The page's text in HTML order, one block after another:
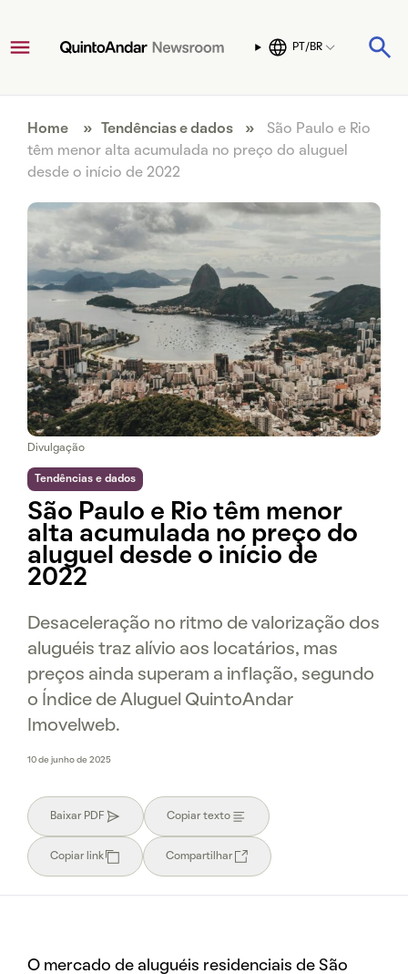
PT/BR
Home » Tendências e dados »
São Paulo e Rio
têm menor alta acumulada no preço do aluguel
desde o início de 2022
Divulgação
Tendências e dados
São Paulo e Rio têm menor
alta acumulada no preço do
aluguel desde o início de
2022
Desaceleração no ritmo de valorização dos
aluguéis traz alívio aos locatários, mas
preços ainda superam a inflação, segundo
o Índice de Aluguel QuintoAndar
Imovelweb.
10 de junho de 2025
Baixar PDF Copiar texto
Copiar link Compartilhar
O mercado de aluguéis residenciais de São